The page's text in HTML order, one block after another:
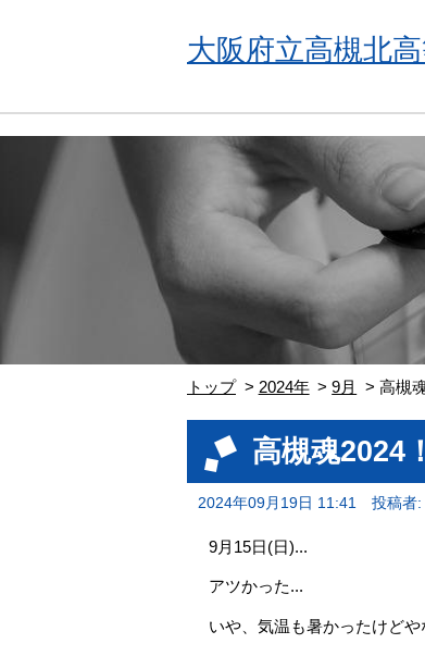
大阪府立高槻北
トップ 2024年 9月 高槻
高槻魂2024
2024年09月19日 11:41 投稿者:
9月15日(日)...
アツかった...
いや、気温も暑かったけどや